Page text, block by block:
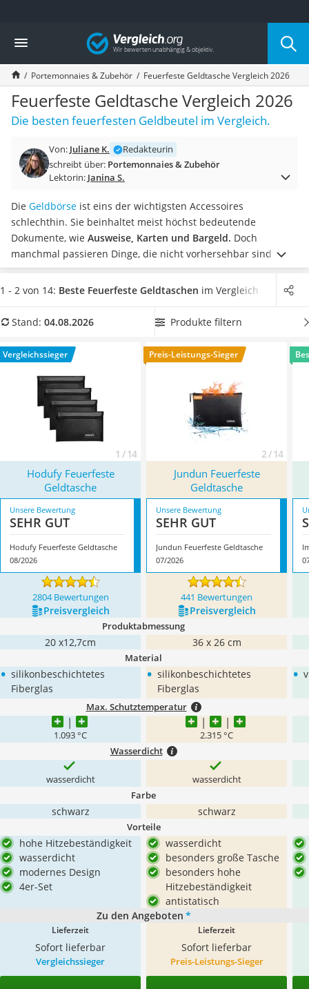
Die beliebtesten Vergleiche nach Kategorie
Mode
Boxershorts
Cellulite-Leggings
Herrensocken
Polarisierte Sonnenbrille
Hausschuhe Herren
Suunto-Uhr
Überzieh-Sonnenbrille
Sneaker Herren
Geldbörse Herren
Knirps-Regenschirm
Periodenunterwäsche
RFID-Schutzkarte
Motorradbrillen
Ausweishülle
Beheizbare Handschuhe
Gesundheitsschuhe
Vergleich
Portemonnaies & Zubehör Feuerfeste Geldtasche Vergleich 2026
Feuerfeste Geldtasche Vergleich 2026
Die besten feuerfesten Geldbeutel im Vergleich.
Von: Juliane K.
Redakteurin
schreibt über: Portemonnaies & Zubehör
Lektorin: Janina S.
Die Geldbörse ist eins der wichtigsten Accessoires
schlechthin. Sie beinhaltet meist höchst bedeutende
Dokumente, wie Ausweise, Karten und Bargeld. Doch
manchmal passieren Dinge, die nicht vorhersehbar sind.
Stellen Sie sich vor, die Geldtasche ist einem Brand
ausgesetzt und wichtige Dokumente sowie das Geld gehen
aus unserem Vergleich die beste feuerfeste Geldtasche
hier im August 2026 besonders das ModellHodufy Feuerfeste
Geldtasche* mit seinen Eigenschaften.
1 - 2 von 14: Beste Feuerfeste Geldtaschen im Vergleich
Stand: 04.08.2026 Produkte filtern
Vergleichssieger
1 / 14
Preis-Leistungs-Sieger
2 / 14
Hodufy Feuerfeste
Geldtasche
Jundun Feuerfeste
Geldtasche
Unsere Bewertung
SEHR GUT
Hodufy Feuerfeste Geldtasche
08/2026
Unsere Bewertung
SEHR GUT
Jundun Feuerfeste Geldtasche
07/2026
2804 Bewertungen 441 Bewertungen
Preis­vergleich Preis­vergleich
Produktabmessung
20 x12,7cm 36 x 26 cm
Material
• silikonbeschichtetes
Fiberglas
• silikonbeschichtetes
Fiberglas
•
Max. Schutztemperatur
1.093 °C 2.315 °C
Wasserdicht
wasserdicht wasserdicht
Farbe
schwarz schwarz
Vorteile
hohe Hitzebeständigkeit
wasserdicht
modernes Design
4er-Set
wasserdicht
besonders große Tasche
besonders hohe
Hitzebeständigkeit
antistatisch
Zu den Angeboten *
Lieferzeit
Sofort lieferbar
Lieferzeit
Sofort lieferbar
Vergleichssieger Preis-Leistungs-Sieger